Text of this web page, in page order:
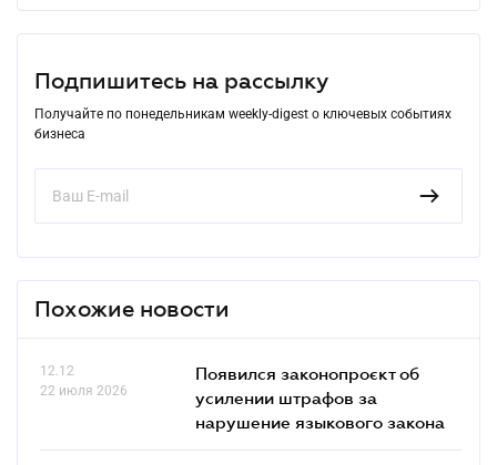
Подпишитесь на рассылку
Получайте по понедельникам weekly-digest о ключевых событиях
бизнеса
Похожие новости
12.12
22 июля 2026
Появился законопроєкт об
усилении штрафов за
нарушение языкового закона